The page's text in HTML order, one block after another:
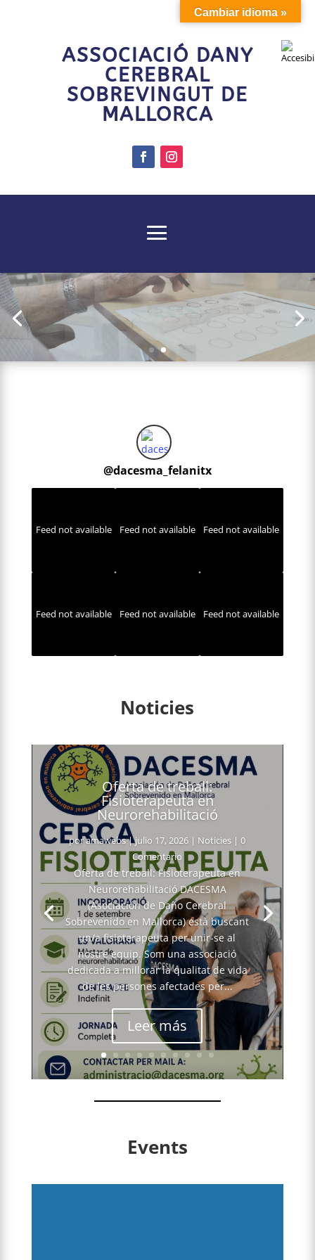
ASSOCIACIÓ DANY
CEREBRAL
SOBREVINGUT DE
MALLORCA
@dacesma_felanitx
Feed not available Feed not available Feed not available
Feed not available Feed not available Feed not available
Noticies
Oferta de treball:
Fisioterapeuta en
Neurorehabilitació
poramawebs|julio 17, 2026 | Noticies | 0
Comentario
Oferta de treball: Fisioterapeuta en
Neurorehabilitació DACESMA
(Asociación de Daño Cerebral
Sobrevenido en Mallorca) està buscant
un/a fisioterapeuta per unir-se al
nostre equip. Som una associació
dedicada a millorar la qualitat de vida
de les persones afectades per...
Leer más
Events
Cambiar idioma »